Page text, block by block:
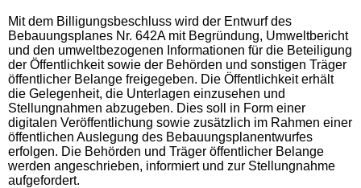
Mit dem Billigungsbeschluss wird der Entwurf des
Bebauungsplanes Nr. 642A mit Begründung, Umweltbericht
und den umweltbezogenen Informationen für die Beteiligung
der Öffentlichkeit sowie der Behörden und sonstigen Träger
öffentlicher Belange freigegeben. Die Öffentlichkeit erhält
die Gelegenheit, die Unterlagen einzusehen und
Stellungnahmen abzugeben. Dies soll in Form einer
digitalen Veröffentlichung sowie zusätzlich im Rahmen einer
öffentlichen Auslegung des Bebauungsplanentwurfes
erfolgen. Die Behörden und Träger öffentlicher Belange
werden angeschrieben, informiert und zur Stellungnahme
aufgefordert.